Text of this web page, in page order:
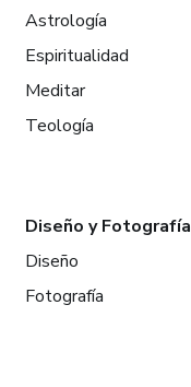
Astrología
Espiritualidad
Meditar
Teología
Diseño y Fotografía
Diseño
Fotografía